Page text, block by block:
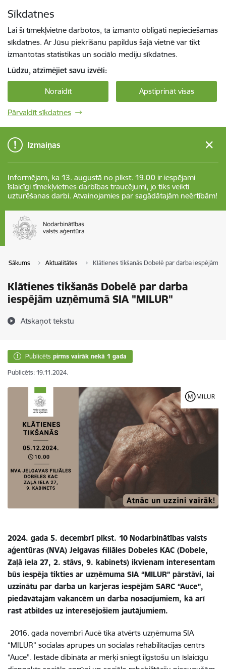
Sīkdatnes
Lai šī tīmekļvietne darbotos, tā izmanto obligāti nepieciešamās
sīkdatnes. Ar Jūsu piekrišanu papildus šajā vietnē var tikt
izmantotas statistikas un sociālo mediju sīkdatnes.
Lūdzu, atzīmējiet savu izvēli:
Noraidīt Apstiprināt visas
Pārvaldīt sīkdatnes
Izmaiņas
Informējam, ka 13. augustā no plkst. 19.00 ir iespējami
īslaicīgi tīmekļvietnes darbības traucējumi, jo tiks veikti
uzturēšanas darbi. Atvainojamies par sagādātajām neērtībām!
Sākums Aktualitātes Klātienes tikšanās Dobelē par darba iespējām
Klātienes tikšanās Dobelē par darba
iespējām uzņēmumā SIA "MILUR"
Atskaņot tekstu
Publicēts pirms vairāk nekā 1 gada
Publicēts: 19.11.2024.
2024. gada 5. decembrī plkst. 10 Nodarbinātības valsts
aģentūras (NVA) Jelgavas filiāles Dobeles KAC (Dobele,
Zaļā iela 27, 2. stāvs, 9. kabinets) ikvienam interesentam
būs iespēja tikties ar uzņēmuma SIA “MILUR” pārstāvi, lai
uzzinātu par darba un karjeras iespējām SARC “Auce”,
piedāvātajām vakancēm un darba nosacījumiem, kā arī
rast atbildes uz interesējošiem jautājumiem.
2016. gada novembrī Aucē tika atvērts uzņēmuma SIA
“MILUR” sociālās aprūpes un sociālās rehabilitācijas centrs
“Auce”. Iestāde dibināta ar mērķi sniegt ilgstošu un īslaicīgu